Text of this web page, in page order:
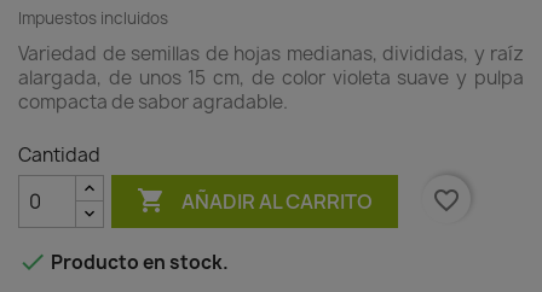
Impuestos incluidos
Variedad de semillas de hojas medianas, divididas, y raíz
alargada, de unos 15 cm, de color violeta suave y pulpa
compacta de sabor agradable.
Cantidad
 AÑADIR AL CARRITO favorite_border
 Producto en stock.